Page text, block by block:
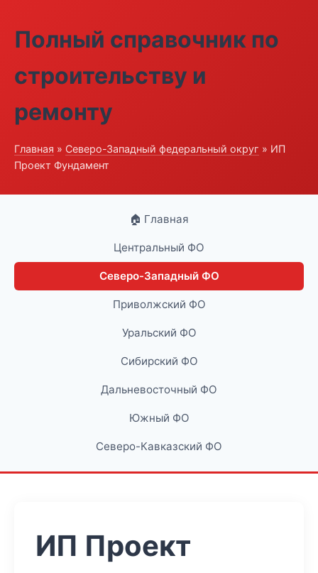
Полный справочник по
строительству и
ремонту
Главная » Северо-Западный федеральный округ » ИП
Проект Фундамент
🏠 Главная
Центральный ФО
Северо-Западный ФО
Приволжский ФО
Уральский ФО
Сибирский ФО
Дальневосточный ФО
Южный ФО
Северо-Кавказский ФО
ИП Проект